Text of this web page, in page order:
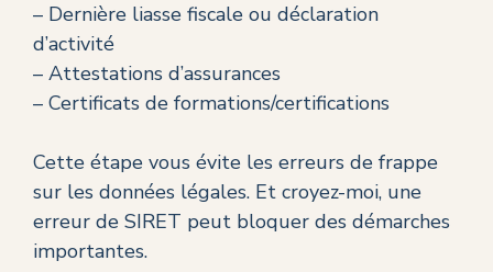
– Dernière liasse fiscale ou déclaration
d’activité
– Attestations d’assurances
– Certificats de formations/certifications
Cette étape vous évite les erreurs de frappe
sur les données légales. Et croyez-moi, une
erreur de SIRET peut bloquer des démarches
importantes.